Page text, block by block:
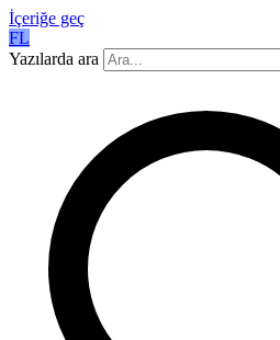
İçeriğe geç
FL
Yazılarda ara